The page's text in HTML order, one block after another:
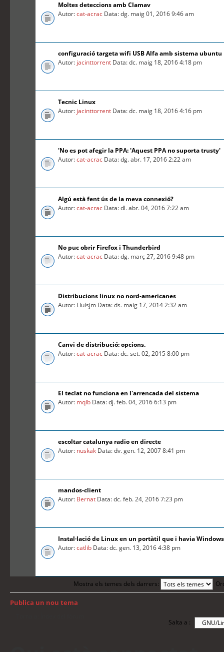
Moltes deteccions amb Clamav
Autor:cat-acrac Data: dg. maig 01, 2016 9:46 am
configuració targeta wifi USB Alfa amb sistema ubuntu
Autor: jacinttorrent Data: dc. maig 18, 2016 4:18 pm
Tecnic Linux
Autor: jacinttorrent Data: dc. maig 18, 2016 4:16 pm
'No es pot afegir la PPA: 'Aquest PPA no suporta trusty'
Autor:cat-acrac Data: dg. abr. 17, 2016 2:22 am
Algú està fent ús de la meva connexió?
Autor:cat-acrac Data: dl. abr. 04, 2016 7:22 am
No puc obrir Firefox i Thunderbird
Autor:cat-acrac Data: dg. març 27, 2016 9:48 pm
Distribucions linux no nord-americanes
Autor: Lluísjm Data: ds. maig 17, 2014 2:32 am
Canvi de distribució: opcions.
Autor:cat-acrac Data: dc. set. 02, 2015 8:00 pm
El teclat no funciona en l'arrencada del sistema
Autor: mqlb Data: dj. feb. 04, 2016 6:13 pm
escoltar catalunya radio en directe
Autor: nuskak Data: dv. gen. 12, 2007 8:41 pm
mandos-client
Autor: Bernat Data: dc. feb. 24, 2016 7:23 pm
Instal·lació de Linux en un portàtil que i havia
Autor:catlib Data: dc. gen. 13, 2016 4:38 pm
Mostra els temes dels darrers:
Publica un nou tema
Salta a :